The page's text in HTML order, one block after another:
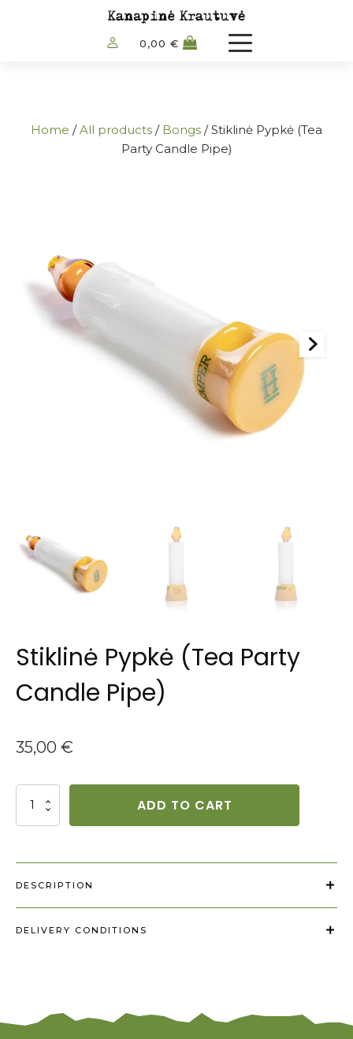
0,00 €
Home /All products / Bongs / Stiklinė Pypkė (Tea
Party Candle Pipe)
Stiklinė Pypkė (Tea Party
Candle Pipe)
35,00 €
Stiklinė
Pypkė
(Tea
quantity
ADD TO CART
DESCRIPTION
DELIVERY CONDITIONS